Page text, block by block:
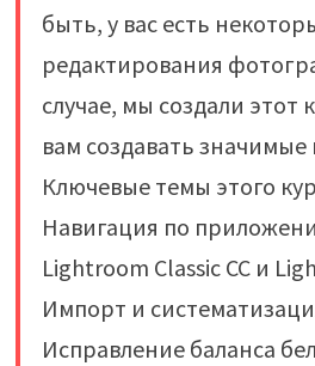
быть, у вас есть
редактирования
случае, мы создали этот
вам создавать
Ключевые темы этого
Навигация по
Lightroom Classic CC и
Импорт и
Исправление баланса